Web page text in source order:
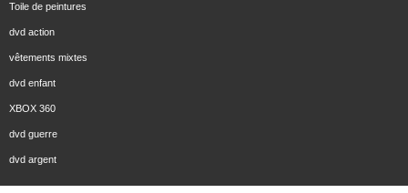
Toile de peintures
dvd action
vêtements mixtes
dvd enfant
XBOX 360
dvd guerre
dvd argent